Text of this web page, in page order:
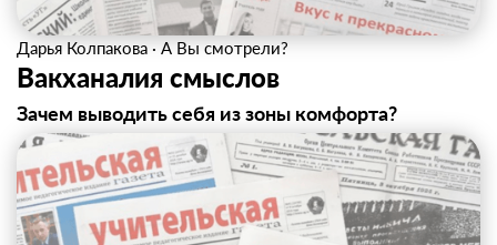
Дарья Колпакова · А Вы смотрели?
Вакханалия смыслов
Зачем выводить себя из зоны комфорта?